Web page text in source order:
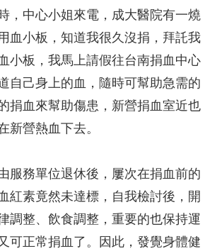
，中心小姐來電，成大醫院有一燒
血小板，知道我很久沒捐，拜託我
小板，我馬上請假往台南捐血中心
自己身上的血，隨時可幫助急需的
捐血來幫助傷患，新營捐血室近也
新營熱血下去。
務單位退休後，屢次在捐血前的
紅素竟然未達標，自我檢討後，開
調整、飲食調整，重要的也保持運
可正常捐血了。因此，發覺身體健